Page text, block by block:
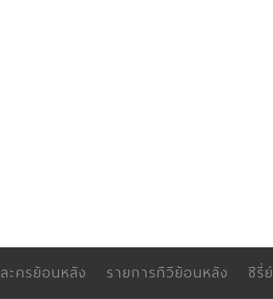
ละครย้อนหลัง รายการทีวีย้อนหลัง ซีรี่ย์